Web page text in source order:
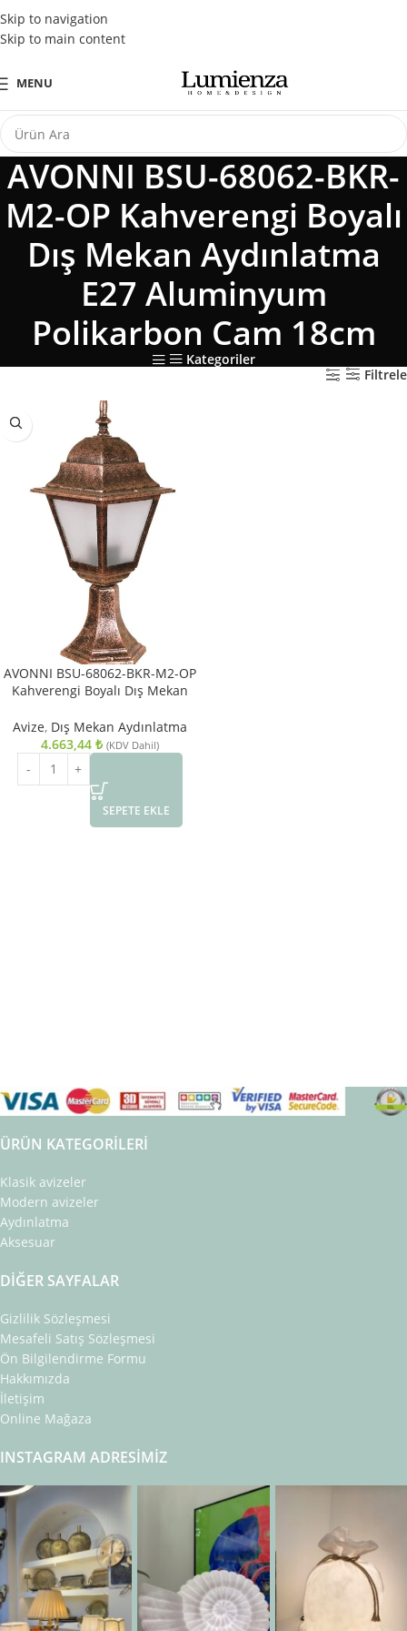
Skip to navigation
Skip to main content
Tüm Kredi Kartlarına Peşin Fiyatına 3 Taksit Fırsatı
MENU
AVONNI BSU-68062-BKR-
M2-OP Kahverengi Boyalı
Dış Mekan Aydınlatma
E27 Aluminyum
Polikarbon Cam 18cm
Kategoriler
Filtrele
AVONNI BSU-68062-BKR-M2-OP
Kahverengi Boyalı Dış Mekan
Polikarbon Cam 18cm
Avize, Dış Mekan Aydınlatma
4.663,44 ₺ (KDV Dahil)
SEPETE EKLE
ÜRÜN KATEGORILERI
Klasik avizeler
Modern avizeler
Aydınlatma
Aksesuar
DIĞER SAYFALAR
Gizlilik Sözleşmesi
Mesafeli Satış Sözleşmesi
Ön Bilgilendirme Formu
Hakkımızda
İletişim
Online Mağaza
INSTAGRAM ADRESIMIZ